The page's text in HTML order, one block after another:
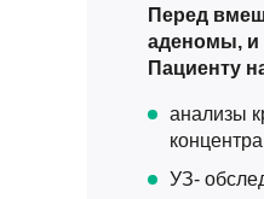
Перед
аденомы, и
Пациенту
анализы
УЗ-